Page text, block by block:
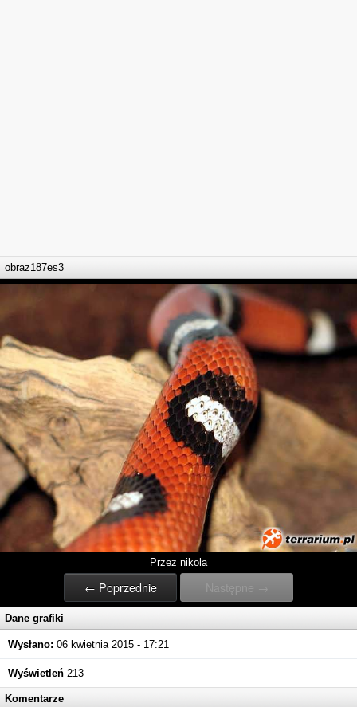
obraz187es3
Przez nikola
← Poprzednie Następne →
Dane grafiki
Wysłano: 06 kwietnia 2015 - 17:21
Wyświetleń 213
Komentarze